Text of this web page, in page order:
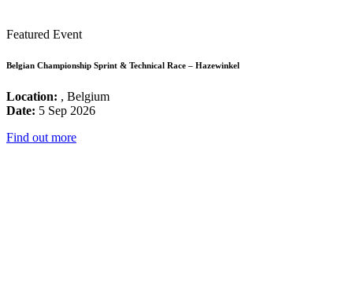
Featured Event
Belgian Championship Sprint & Technical Race – Hazewinkel
Location: , Belgium
Date: 5 Sep 2026
Find out more